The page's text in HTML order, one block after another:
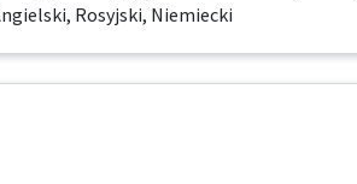
Rosyjski, Niemiecki